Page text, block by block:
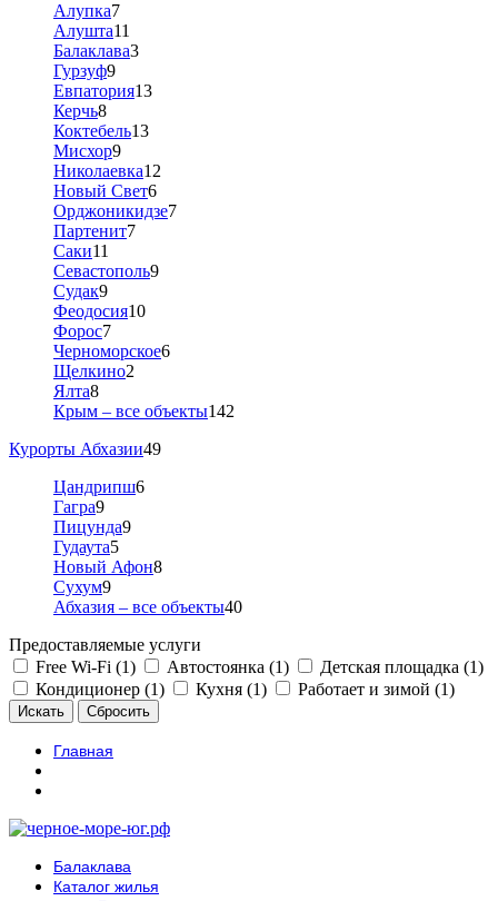
Алупка7
Алушта11
Балаклава3
Гурзуф9
Евпатория13
Керчь8
Коктебель13
Мисхор9
Николаевка12
Новый Свет6
Орджоникидзе7
Партенит7
Саки11
Севастополь9
Судак9
Феодосия10
Форос7
Черноморское6
Щелкино2
Ялта8
Крым – все объекты142
Курорты Абхазии49
Цандрипш6
Гагра9
Пицунда9
Гудаута5
Новый Афон8
Сухум9
Абхазия – все объекты40
Предоставляемые услуги
Free Wi-Fi (1)
Автостоянка (1)
Детская площадка (1)
Кондиционер (1)
Кухня (1) Работает и зимой (1)
Главная
Балаклава
Каталог жилья